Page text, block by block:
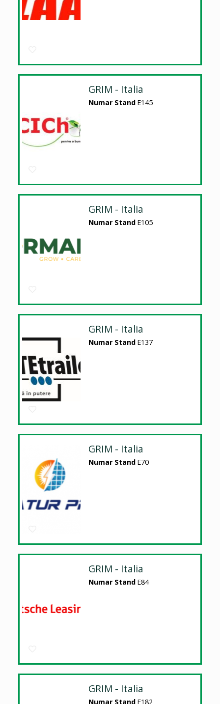
GRIM - Italia
Numar Stand E145
GRIM - Italia
Numar Stand E105
GRIM - Italia
Numar Stand E137
GRIM - Italia
Numar Stand E70
GRIM - Italia
Numar Stand E84
GRIM - Italia
Numar Stand E182